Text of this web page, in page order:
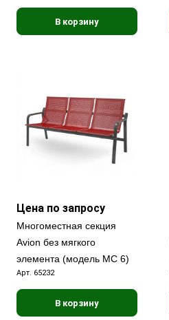
В корзину
Цена по запросу
Многоместная секция
Avion без мягкого
элемента (модель МС 6)
Арт. 65232
В корзину